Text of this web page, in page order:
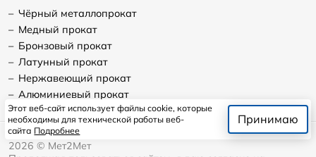
– Чёрный металлопрокат
– Медный прокат
– Бронзовый прокат
– Латунный прокат
– Нержавеющий прокат
– Алюминиевый прокат
2026 © Мет2Мет
Этот веб-сайт использует файлы cookie, которые
необходимы для технической работы веб-
сайта Подробнее
Принимаю